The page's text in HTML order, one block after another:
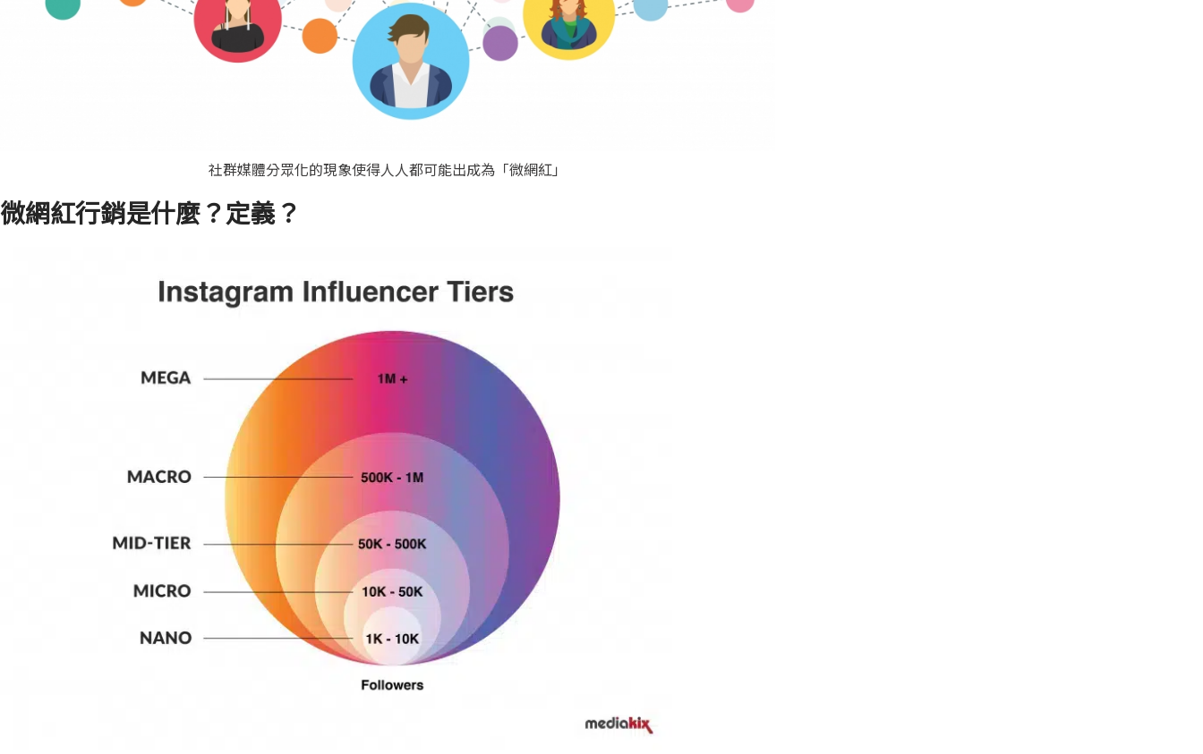
社群媒體分眾化的現象使得人人都可能出成為「微網紅」
微網紅行銷是什麼？定義？